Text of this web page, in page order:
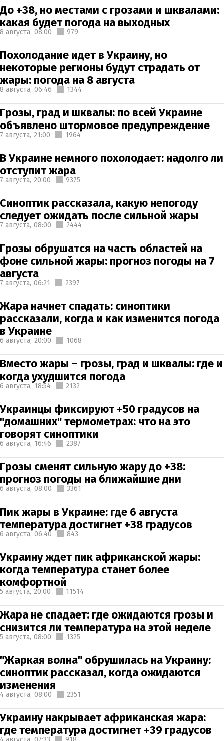
До +38, но местами с грозами и шквалами:
какая будет погода на выходных
8 августа, 08:00 979
Похолодание идет в Украину, но
некоторые регионы будут страдать от
жары: погода на 8 августа
8 августа, 06:46 1344
Грозы, град и шквалы: по всей Украине
объявлено штормовое предупреждение
7 августа, 21:00 1964
В Украине немного похолодает: надолго ли
отступит жара
7 августа, 20:00 9375
Синоптик рассказала, какую непогоду
следует ожидать после сильной жары
7 августа, 08:00 2444
Грозы обрушатся на часть областей на
фоне сильной жары: прогноз погоды на 7
августа
7 августа, 06:21 2397
Жара начнет спадать: синоптики
рассказали, когда и как изменится погода
в Украине
6 августа, 20:00 1068
Вместо жары – грозы, град и шквалы: где и
когда ухудшится погода
6 августа, 18:54 2132
Украинцы фиксируют +50 градусов на
"домашних" термометрах: что на это
говорят синоптики
6 августа, 16:46 2387
Грозы сменят сильную жару до +38:
прогноз погоды на ближайшие дни
6 августа, 08:00 3361
Пик жары в Украине: где 6 августа
температура достигнет +38 градусов
6 августа, 06:40 843
Украину ждет пик африканской жары:
когда температура станет более
комфортной
5 августа, 20:00 11514
Жара не спадает: где ожидаются грозы и
снизится ли температура на этой неделе
5 августа, 08:00 1325
"Жаркая волна" обрушилась на Украину:
синоптик рассказал, когда ожидаются
изменения
4 августа, 08:00 2351
Украину накрывает африканская жара:
где температура достигнет +39 градусов